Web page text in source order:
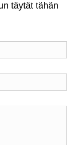
täytät tähän